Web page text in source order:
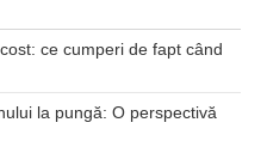
ce cumperi de fapt când
la pungă: O perspectivă